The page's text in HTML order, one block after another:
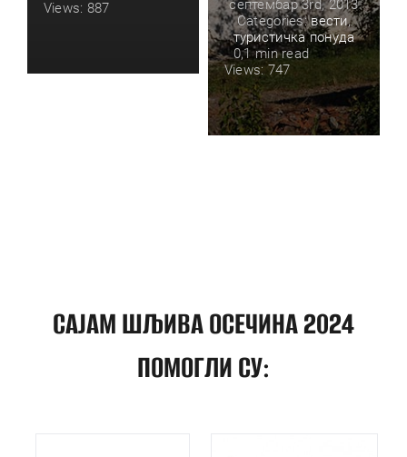
Views: 887
септембар 3rd, 2013
Categories:вести,
туристичка понуда
0,1 min read
Views: 747
САЈАМ ШЉИВА ОСЕЧИНА 2024
ПОМОГЛИ СУ: